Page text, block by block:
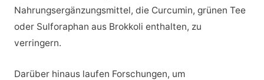
Nahrungsergänzungsmittel, die Curcumin, grünen Tee
oder Sulforaphan aus Brokkoli enthalten, zu
verringern.
Darüber hinaus laufen Forschungen, um